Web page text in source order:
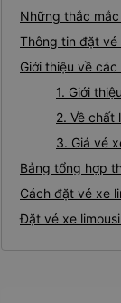
Những thắc
Thông tin đặt vé
Giới thiệu về
1. Giới
2. Về chất
3. Giá vé
Bảng tổng hợp
Cách đặt vé xe
Đặt vé xe